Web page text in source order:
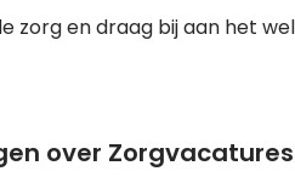
zorg en draag bij aan het
over